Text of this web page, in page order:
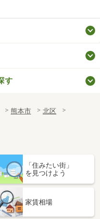
す
熊本市
北区
「住みたい街」
を見つけよう
家賃相場